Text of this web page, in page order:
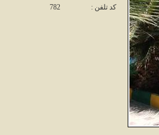
کد تلفن :
782